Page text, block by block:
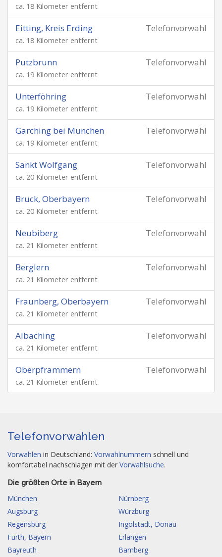
ca. 18 Kilometer entfernt
Telefonvorwahl
Eitting, Kreis Erding
ca. 18 Kilometer entfernt
Telefonvorwahl
Putzbrunn
ca. 19 Kilometer entfernt
Telefonvorwahl
Unterföhring
ca. 19 Kilometer entfernt
Telefonvorwahl
Garching bei München
ca. 19 Kilometer entfernt
Telefonvorwahl
Sankt Wolfgang
ca. 20 Kilometer entfernt
Telefonvorwahl
Bruck, Oberbayern
ca. 20 Kilometer entfernt
Telefonvorwahl
Neubiberg
ca. 21 Kilometer entfernt
Telefonvorwahl
Berglern
ca. 21 Kilometer entfernt
Telefonvorwahl
Fraunberg, Oberbayern
ca. 21 Kilometer entfernt
Telefonvorwahl
Albaching
ca. 21 Kilometer entfernt
Telefonvorwahl
Oberpframmern
ca. 21 Kilometer entfernt
Telefonvorwahlen
Vorwahlen in Deutschland: Vorwahlnummern schnell und
komfortabel nachschlagen mit der Vorwahlsuche.
Die größten Orte in Bayern
München
Nürnberg
Augsburg
Würzburg
Regensburg
Ingolstadt, Donau
Fürth, Bayern
Erlangen
Bayreuth
Bamberg